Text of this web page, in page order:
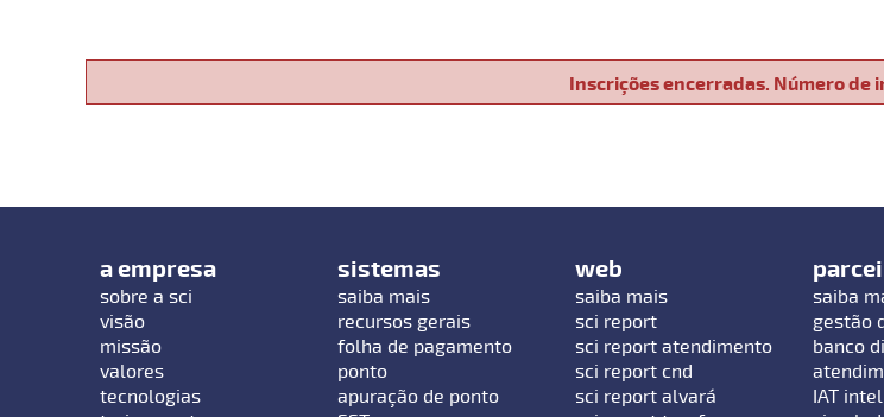
Inscrições encerradas. Número de
a empresa
sobre a sci
visão
missão
valores
tecnologias
sistemas
saiba mais
recursos gerais
folha de pagamento
ponto
apuração de ponto
web
saiba mais
sci report
sci report atendimento
sci report cnd
sci report alvará
saiba
gestão
banco
IAT